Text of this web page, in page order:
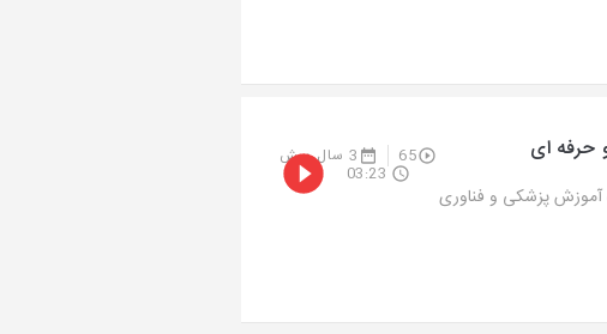
حرفه ای 65 3 سال پیش
آموزش پزشکی و فناوری
03:23